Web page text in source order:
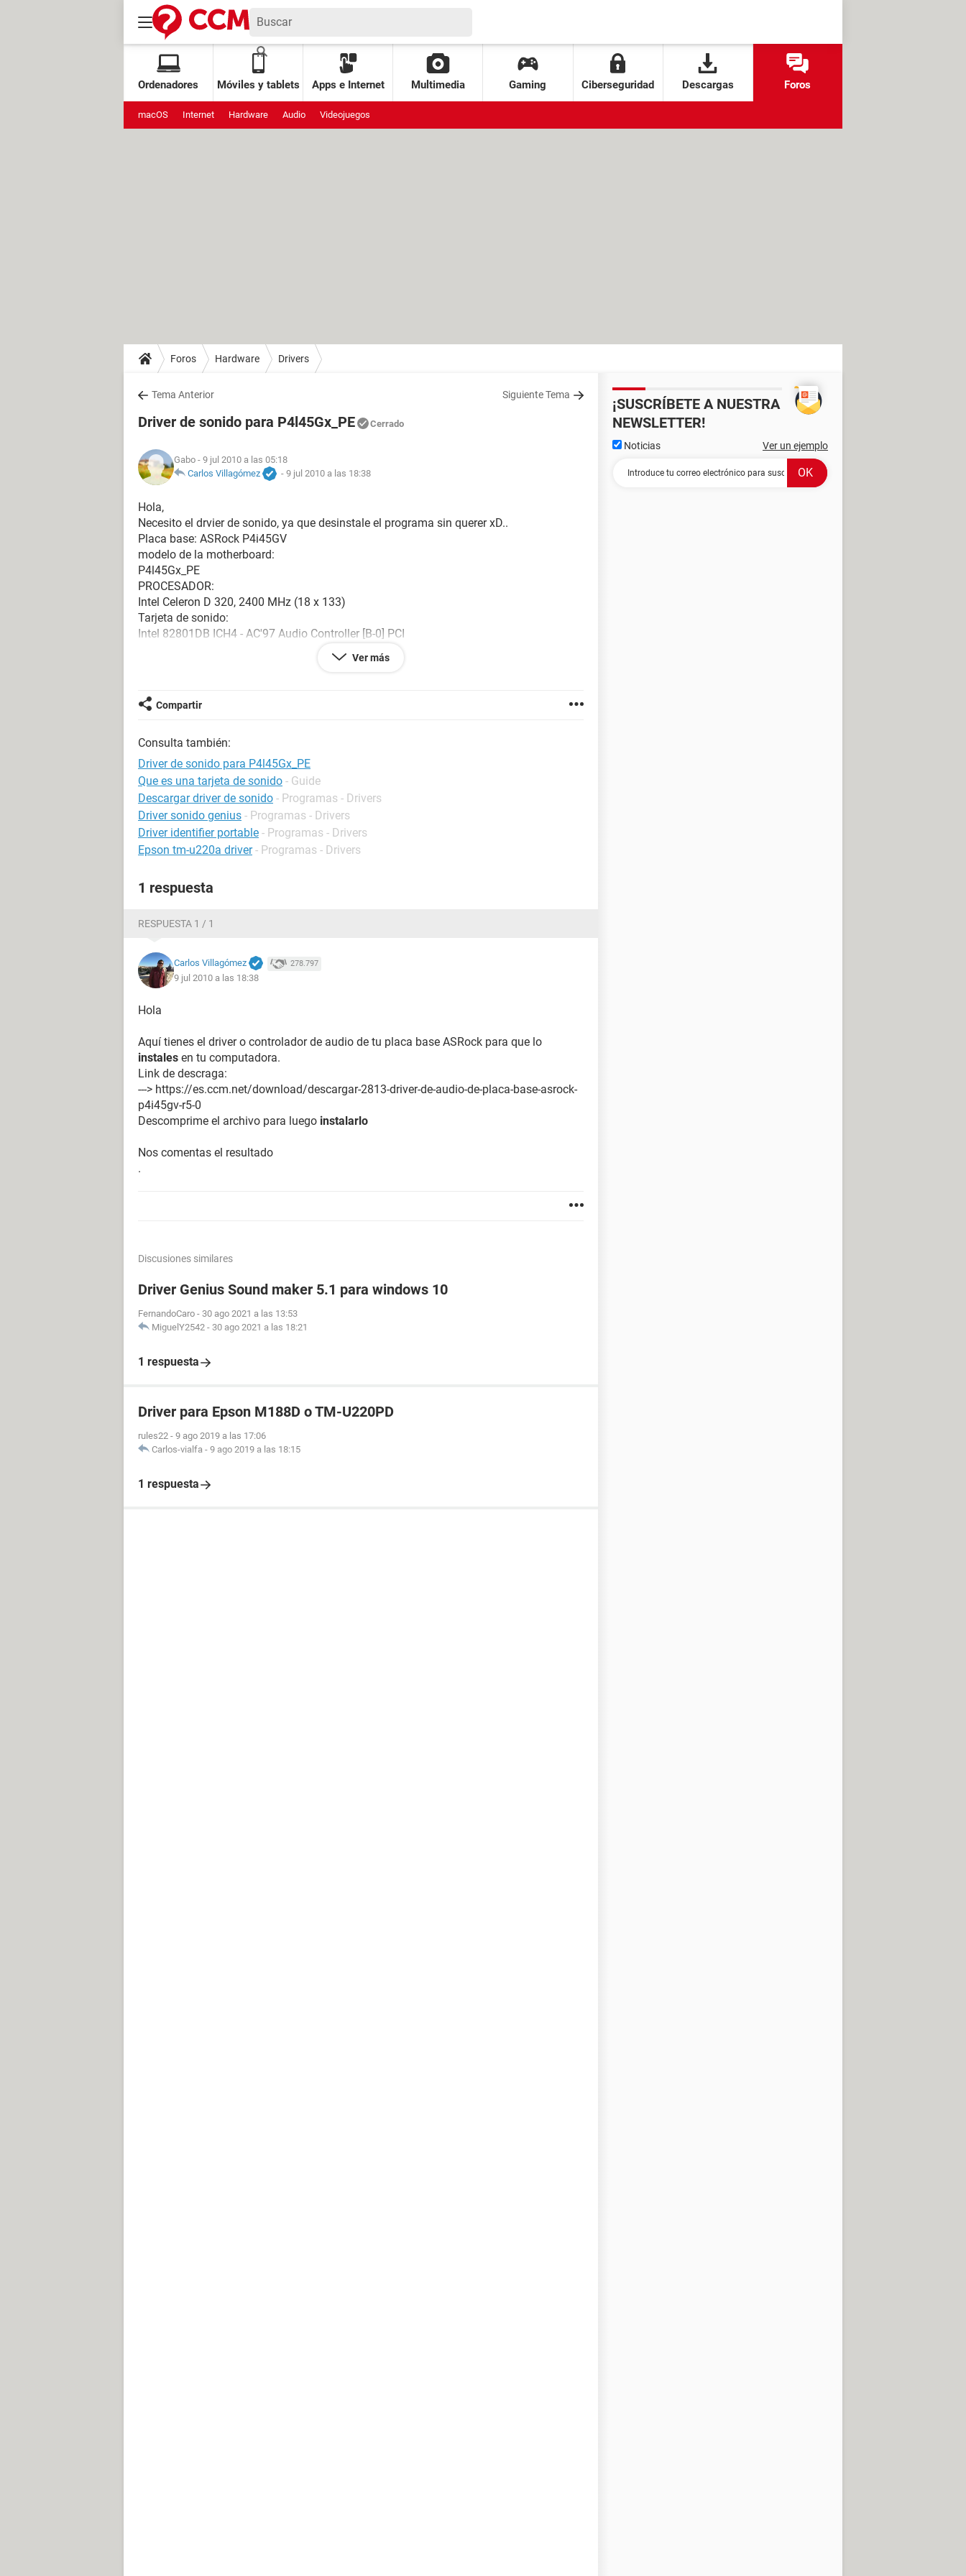
Ordenadores Móviles y tablets Apps e Internet Multimedia Gaming Ciberseguridad Descargas Foros
macOS Internet Hardware Audio Videojuegos
Foros Hardware Drivers
Tema Anterior Siguiente Tema
Driver de sonido para P4l45Gx_PE Cerrado
Gabo - 9 jul 2010 a las 05:18
Carlos Villagómez
- 9 jul 2010 a las 18:38
Hola,
Necesito el drvier de sonido, ya que desinstale el programa sin querer xD..
Placa base: ASRock P4i45GV
modelo de la motherboard:
P4l45Gx_PE
PROCESADOR:
Intel Celeron D 320, 2400 MHz (18 x 133)
Tarjeta de sonido:
Intel 82801DB ICH4 - AC'97 Audio Controller [B-0] PCI
Ver más
Compartir
Consulta también:
Driver de sonido para P4l45Gx_PE
Que es una tarjeta de sonido - Guide
Descargar driver de sonido - Programas - Drivers
Driver sonido genius - Programas - Drivers
Driver identifier portable - Programas - Drivers
Epson tm-u220a driver - Programas - Drivers
1 respuesta
RESPUESTA 1 / 1
Carlos Villagómez 278.797
9 jul 2010 a las 18:38
Hola
Aquí tienes el driver o controlador de audio de tu placa base ASRock para que lo
instales en tu computadora.
Link de descraga:
---> https://es.ccm.net/download/descargar-2813-driver-de-audio-de-placa-base-asrock-
p4i45gv-r5-0
Descomprime el archivo para luego instalarlo
Nos comentas el resultado
.
Discusiones similares
Driver Genius Sound maker 5.1 para windows 10
FernandoCaro - 30 ago 2021 a las 13:53
MiguelY2542 - 30 ago 2021 a las 18:21
1 respuesta
Driver para Epson M188D o TM-U220PD
rules22 - 9 ago 2019 a las 17:06
Carlos-vialfa - 9 ago 2019 a las 18:15
1 respuesta
¡SUSCRÍBETE A NUESTRA
NEWSLETTER!
Noticias Ver un ejemplo